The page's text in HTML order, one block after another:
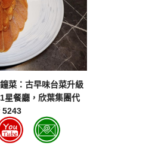
菜：古早味台菜升級
星餐廳，欣葉集團代
5243